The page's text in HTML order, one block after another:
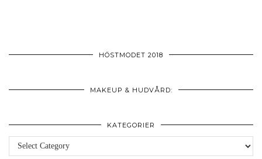
HÖSTMODET 2018
MAKEUP & HUDVÅRD:
KATEGORIER
Kategorier